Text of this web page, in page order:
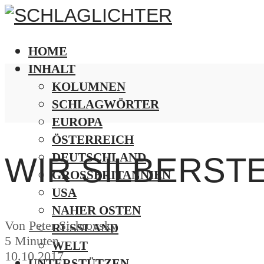
HOME
INHALT
KOLUMNEN
SCHLAGWÖRTER
EUROPA
ÖSTERREICH
DEUTSCHLAND
GROSSBRITANNIEN
USA
NAHER OSTEN
RUSSLAND
WELT
WIR
Von Peter Sichrovsky
5 Minuten
10.10.2017